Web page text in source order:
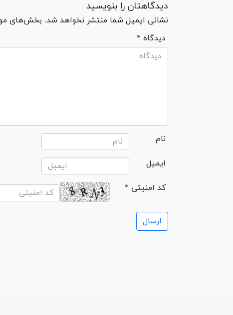
دیدگاهتان را بنویسید
نشانی ایمیل شما منتشر نخواهد شد. بخش‌های
* دیدگاه
نام
ایمیل
* کد امنیتی